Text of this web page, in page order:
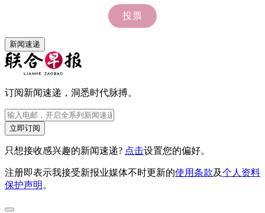
新闻速递
订阅新闻速递，洞悉时代脉搏。
立即订阅
只想接收感兴趣的新闻速递? 点击设置您的偏好。
注册即表示我接受新报业媒体不时更新的使用条款及个人资料
保护声明 。